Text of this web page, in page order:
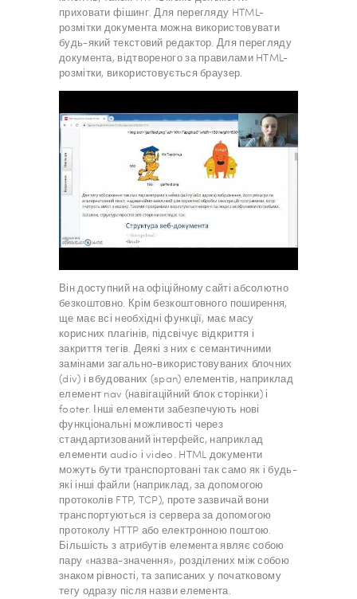
приховати фішинг. Для перегляду HTML-
розмітки документа можна використовувати
будь-який текстовий редактор. Для перегляду
документа, відтвореного за правилами HTML-
розмітки, використовується браузер.
Він доступний на офіційному сайті абсолютно
безкоштовно. Крім безкоштовного поширення,
ще має всі необхідні функції, має масу
корисних плагінів, підсвічує відкриття і
закриття тегів. Деякі з них є семантичними
замінами загально-використовуваних блочних
(div) і вбудованих (span) елементів, наприклад
елемент nav (навігаційний блок сторінки) і
footer. Інші елементи забезпечують нові
функціональні можливості через
стандартизований інтерфейс, наприклад
елементи audio і video. HTML документи
можуть бути транспортовані так само як і будь-
які інші файли (наприклад, за допомогою
протоколів FTP, TCP), проте зазвичай вони
транспортуються із сервера за допомогою
протоколу HTTP або електронною поштою.
Більшість з атрибутів елемента являє собою
пару «назва-значення», розділених між собою
знаком рівності, та записаних у початковому
тегу одразу після назви елемента.